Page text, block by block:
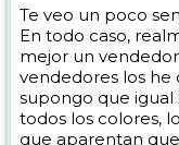
gente que por lo
El problema es que
un esquí en un test y
mas que su esquí y
hecho cantos en 5
desprecintado.... o ese
esquí va de puta
de fiesta estando
Te veo un poco
En todo caso,
mejor un
vendedores los he
supongo que igual
todos los colores,
que aparentan